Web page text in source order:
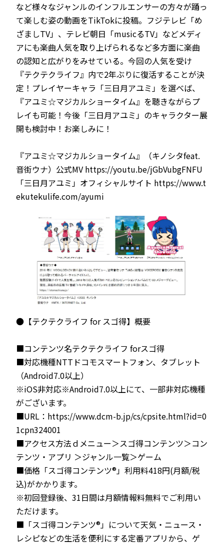
など様々なジャンルのインフルエンサーの方々が踊っ
て楽しむ姿の動画をTikTokに投稿。フジテレビ「め
ざましTV」、テレビ朝日「musicるTV」などメディ
アにも楽曲人気を取り上げられるなど多方面に楽曲
の認知と広がりをみせている。今回の人気を受け
『テクテクライフ』内で2年ぶりに復活することが決
定！プレイヤーキャラ「三日月アユミ」を選べば、
『アユミ☆マジカルショータイム』を聴きながらプ
レイも可能！今後「三日月アユミ」のキャラクター展
開も検討中！お楽しみに！
『アユミ☆マジカルショータイム』（キノシタfeat.
音街ウナ）公式MV https://youtu.be/jGbVubgFNFU
「三日月アユミ」オフィシャルサイト https://www.t
ekutekulife.com/ayumi
●【テクテクライフ for スゴ得】概要
■コンテンツ名テクテクライフ forスゴ得
■対応機種NTTドコモスマートフォン、タブレット
（Android7.0以上）
※iOS非対応※Android7.0以上にて、一部非対応機種
がございます。
■URL：https://www.dcm-b.jp/cs/cpsite.html?id=0
1cpn324001
■アクセス方法ｄメニュー＞スゴ得コンテンツ＞コン
テンツ・アプリ ＞ジャンル一覧＞ゲーム
■価格「スゴ得コンテンツ®」利用料418円(月額/税
込)がかかります。
※初回登録後、31日間は月額情報料無料でご利用い
ただけます。
■「スゴ得コンテンツ®」について天気・ニュース・
レシピなどの生活を便利にする定番アプリから、ゲ